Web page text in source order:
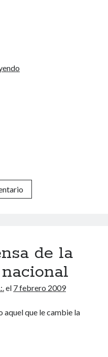
de la
el 7 febrero 2009
aquel que le cambie la